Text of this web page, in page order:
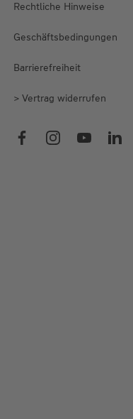
Die Wüstenrot Wohnwelt
Rechtliche Hinweise
Geschäftsbedingungen
Barrierefreiheit
> Vertrag widerrufen